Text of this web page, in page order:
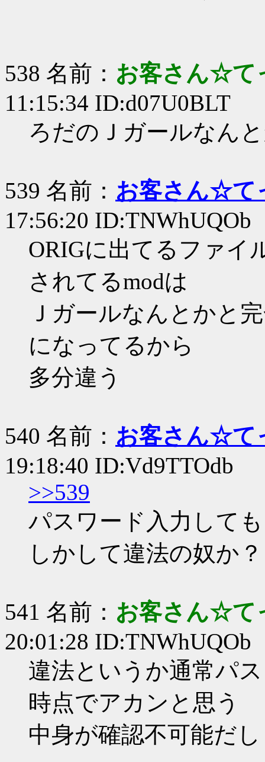
538 名前： お客さん☆て
11:15:34 ID:d07U0BLT
ろだのＪガールなん
539 名前： お客さん☆て
17:56:20 ID:TNWhUQOb
ORIGに出てるファイ
されてるmodは
Ｊガールなんとかと
になってるから
多分違う
540 名前： お客さん☆て
19:18:40 ID:Vd9TTOdb
>>539
パスワード入力して
しかして違法の奴か？
541 名前： お客さん☆て
20:01:28 ID:TNWhUQOb
違法というか通常パ
時点でアカンと思う
中身が確認不可能だし